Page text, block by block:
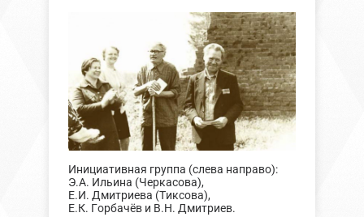
Инициативная группа (слева направо):
Э.А. Ильина (Черкасова),
Е.И. Дмитриева (Тиксова),
Е.К. Горбачёв и В.Н. Дмитриев.